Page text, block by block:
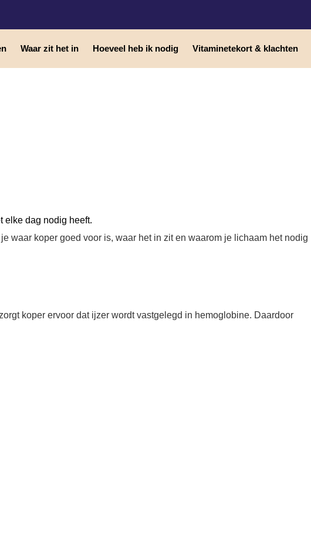
Waar zit het in Hoeveel heb ik nodig Vitaminetekort & klachten
elke dag nodig heeft.
waar koper goed voor is, waar het in zit en waarom je lichaam het nodig
koper ervoor dat ijzer wordt vastgelegd in hemoglobine. Daardoor